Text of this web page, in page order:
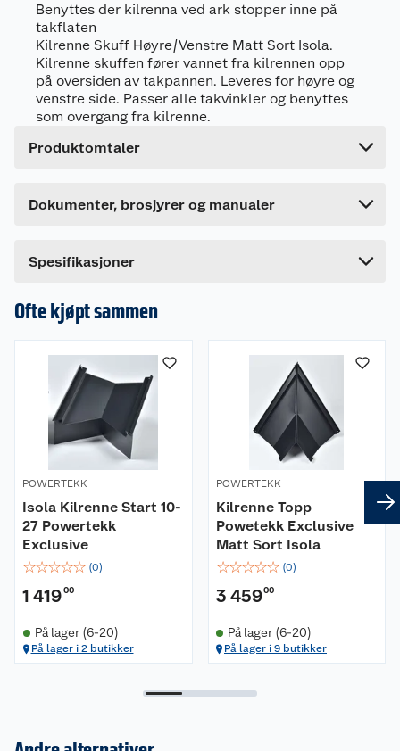
Benyttes der kilrenna ved ark stopper inne på
takflaten
Kilrenne Skuff Høyre/Venstre Matt Sort Isola.
Kilrenne skuffen fører vannet fra kilrennen opp
på oversiden av takpannen. Leveres for høyre og
venstre side. Passer alle takvinkler og benyttes
som overgang fra kilrenne.
Produktomtaler
Dette produktet har ikke fått noen omtale ennå.
Dokumenter, brosjyrer og manualer
Spesifikasjoner
Generelt
Artikkelnummer
7057757492131
Leverandørens artikkelnummer
749213
Forpakningsmål
Bruttovekt
Ofte kjøpt sammen
POWERTEKK
Isola Kilrenne Start 10-
27 Powertekk
Exclusive
☆☆☆☆☆ (0)
1 41900
På lager (6-20)
På lager i 2 butikker
POWERTEKK
Kilrenne Topp
Powetekk Exclusive
Matt Sort Isola
☆☆☆☆☆ (0)
3 45900
På lager (6-20)
På lager i 9 butikker